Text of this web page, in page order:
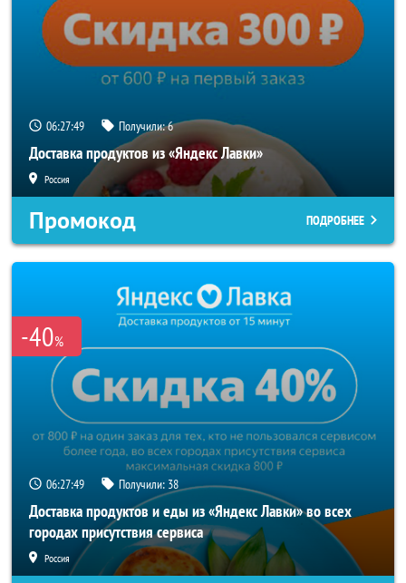
06:27:49 Получили:6
Доставка продуктов из «Яндекс Лавки»
Россия
Промокод ПОДРОБНЕЕ
-40%
06:27:49 Получили: 38
Доставка продуктов и еды из «Яндекс Лавки» во всех
городах присутствия сервиса
Россия